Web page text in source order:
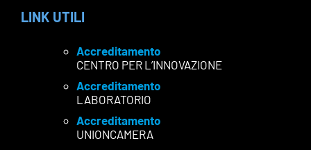
LINK UTILI
Accreditamento
CENTRO PER L’INNOVAZIONE
Accreditamento
LABORATORIO
Accreditamento
UNIONCAMERA